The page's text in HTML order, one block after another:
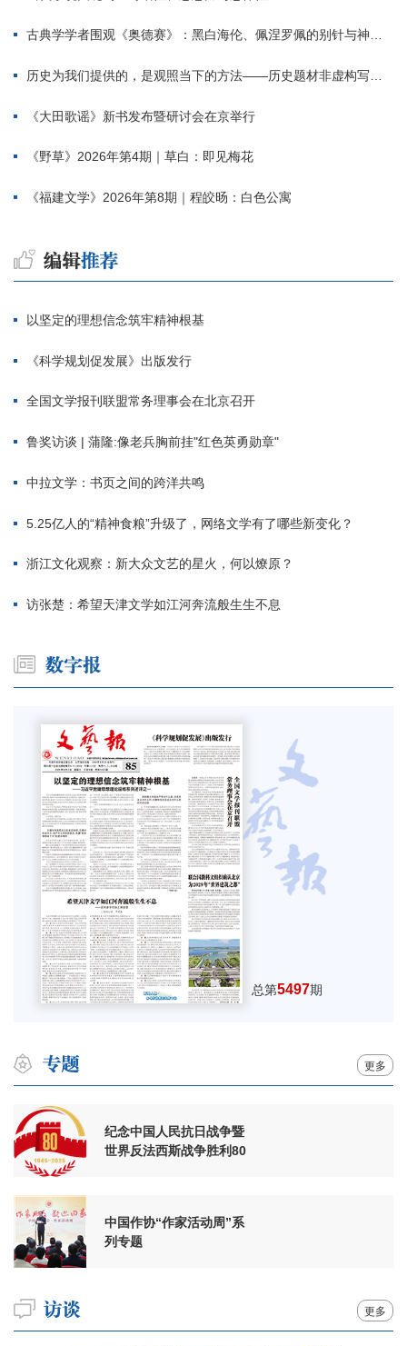
古典学学者围观《奥德赛》：黑白海伦、佩涅罗佩的别针与神秘入侵者
历史为我们提供的，是观照当下的方法——历史题材非虚构写作多人谈
《大田歌谣》新书发布暨研讨会在京举行
《野草》2026年第4期｜草白：即见梅花
《福建文学》2026年第8期｜程皎旸：白色公寓
以坚定的理想信念筑牢精神根基
《科学规划促发展》出版发行
全国文学报刊联盟常务理事会在北京召开
鲁奖访谈 | 蒲隆:像老兵胸前挂"红色英勇勋章"
中拉文学：书页之间的跨洋共鸣
5.25亿人的“精神食粮”升级了，网络文学有了哪些新变化？
浙江文化观察：新大众文艺的星火，何以燎原？
访张楚：希望天津文学如江河奔流般生生不息
总第5497期
更多
纪念中国人民抗日战争暨
世界反法西斯战争胜利80
中国作协“作家活动周”系
列专题
更多